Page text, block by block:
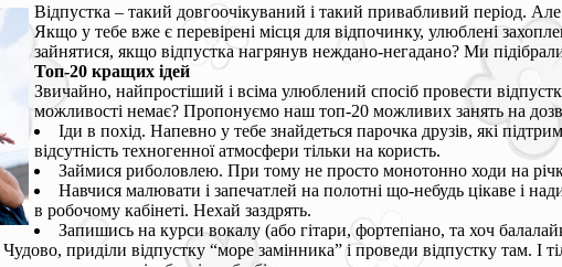
Відпустка – такий довгоочікуваний і такий привабливий період.
Якщо у тебе вже є перевірені місця для відпочинку, улюблені
зайнятися, якщо відпустка нагрянув неждано-негадано? Ми підібрали
Топ-20 кращих ідей
Звичайно, найпростіший і всіма улюблений спосіб провести
можливості немає? Пропонуємо наш топ-20 можливих занять на
Іди в похід. Напевно у тебе знайдеться парочка друзів, які
відсутність техногенної атмосфери тільки на користь.
Займися риболовлею. При тому не просто монотонно ходи на
Навчися малювати і запечатлей на полотні що-небудь цікаве і
в робочому кабінеті. Нехай заздрять.
Запишись на курси вокалу (або гітари, фортепіано, та хоч
приділи відпустку “море замінника” і проведи відпустку там. І